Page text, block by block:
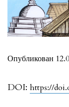
DOI: https://
Опубликован